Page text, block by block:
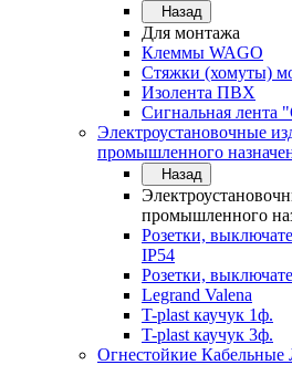
Назад
Для монтажа
Клеммы WAGO
Стяжки (хомуты)
Изолента ПВХ
Сигнальная лента
Электроустановочные
промышленного
Назад
промышленного
Розетки,
IP54
Розетки,
Legrand Valena
T-plast каучук 1ф.
T-plast каучук 3ф.
Огнестойкие